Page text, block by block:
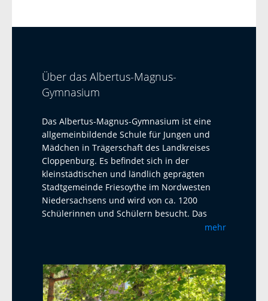
Über das Albertus-Magnus-
Gymnasium
Das Albertus-Magnus-Gymnasium ist eine
allgemeinbildende Schule für Jungen und
Mädchen in Trägerschaft des Landkreises
Cloppenburg. Es befindet sich in der
kleinstädtischen und ländlich geprägten
Stadtgemeinde Friesoythe im Nordwesten
Niedersachsens und wird von ca. 1200
Schülerinnen und Schülern besucht. Das
Albertus-Magnus-Gymnasium ist eine offene
La Réunion. Seit 2023 haben wir einen
Austausch mit dem Harens Lyceum bei
Groningen/NL, der jährlich mit einem Besuch
mehr